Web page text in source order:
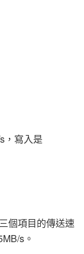
，寫入是
個項目的傳送速
s。